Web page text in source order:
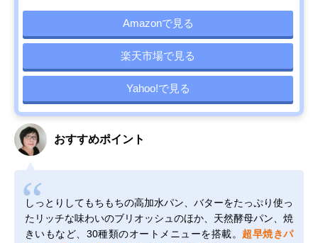
Amazonで見る
楽天市場で見る
Yahoo!で見る
おすすめポイント
しっとりしてもちもちの高加水パン、バターをたっぷり使っ
たリッチな味わいのブリオッシュのほか、天然酵母パン、焼
きいもなど、30種類のオートメニューを搭載。 超早焼きパ